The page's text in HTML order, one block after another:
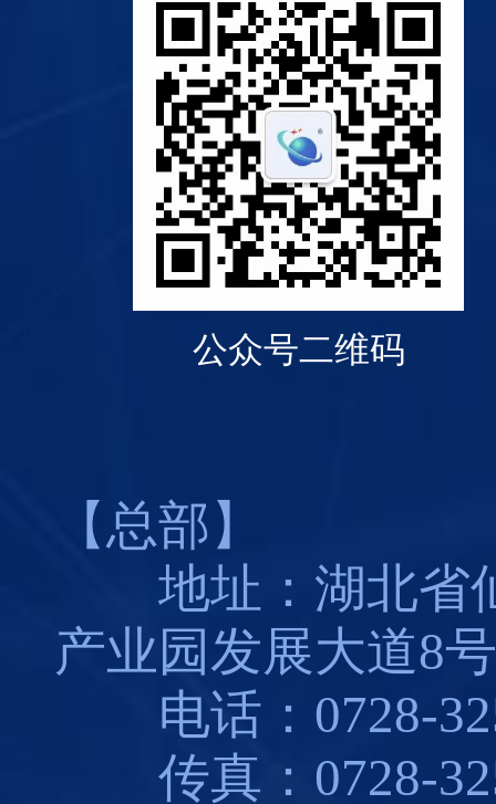
公众号二维码
【总部】
地址：湖北省
产业园发展大道8号
电话：0728-
传真：0728-